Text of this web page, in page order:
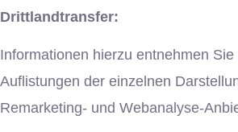
Drittlandtransfer:
Informationen hierzu entnehmen
Auflistungen der einzelnen
Remarketing- und Webanalyse-